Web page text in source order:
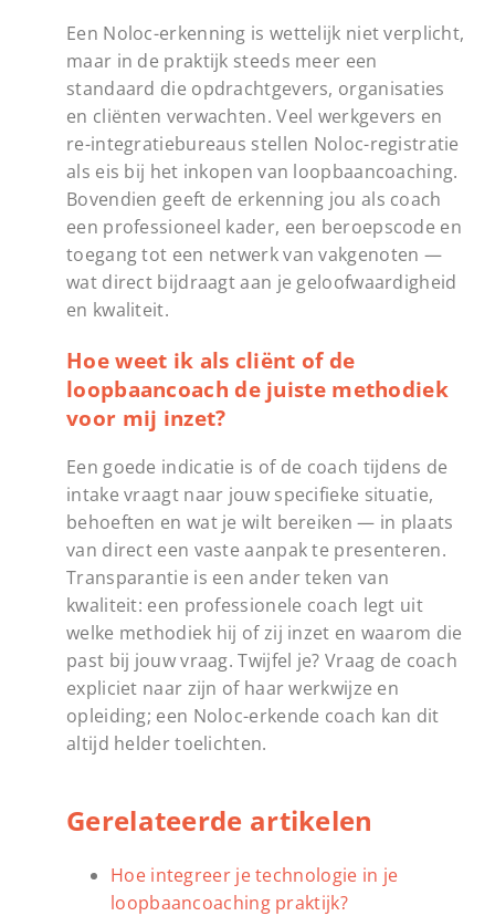
Een Noloc-erkenning is wettelijk niet verplicht,
maar in de praktijk steeds meer een
standaard die opdrachtgevers, organisaties
en cliënten verwachten. Veel werkgevers en
re-integratiebureaus stellen Noloc-registratie
als eis bij het inkopen van loopbaancoaching.
Bovendien geeft de erkenning jou als coach
een professioneel kader, een beroepscode en
toegang tot een netwerk van vakgenoten —
wat direct bijdraagt aan je geloofwaardigheid
en kwaliteit.
Hoe weet ik als cliënt of de
loopbaancoach de juiste methodiek
voor mij inzet?
Een goede indicatie is of de coach tijdens de
intake vraagt naar jouw specifieke situatie,
behoeften en wat je wilt bereiken — in plaats
van direct een vaste aanpak te presenteren.
Transparantie is een ander teken van
kwaliteit: een professionele coach legt uit
welke methodiek hij of zij inzet en waarom die
past bij jouw vraag. Twijfel je? Vraag de coach
expliciet naar zijn of haar werkwijze en
opleiding; een Noloc-erkende coach kan dit
altijd helder toelichten.
Gerelateerde artikelen
Hoe integreer je technologie in je
loopbaancoaching praktijk?